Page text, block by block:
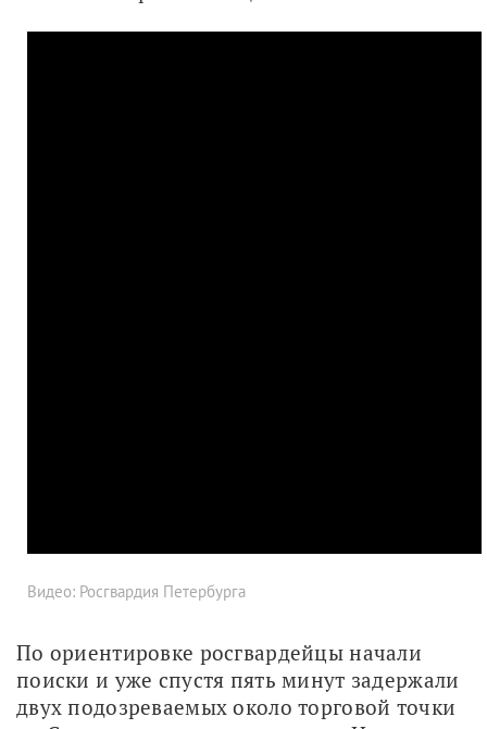
Видео: Росгвардия Петербурга
По ориентировке росгвардейцы начали
поиски и уже спустя пять минут задержали
двух подозреваемых около торговой точки